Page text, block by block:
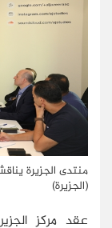
منتدى الجزيرة
(الجزيرة)
عقد مركز